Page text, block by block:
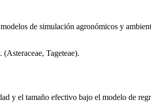
de simulación agronómicos y
. (Asteraceae, Tageteae).
y el tamaño efectivo bajo el modelo de